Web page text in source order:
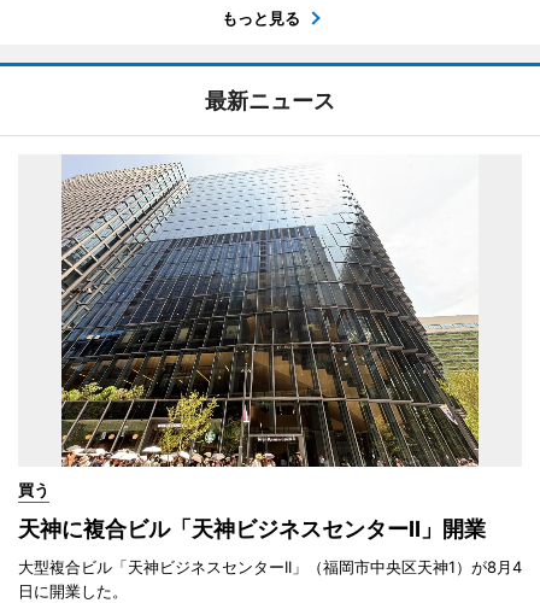
もっと見る
最新ニュース
買う
天神に複合ビル「天神ビジネスセンターII」開業
大型複合ビル「天神ビジネスセンターII」（福岡市中央区天神1）が8月4
日に開業した。